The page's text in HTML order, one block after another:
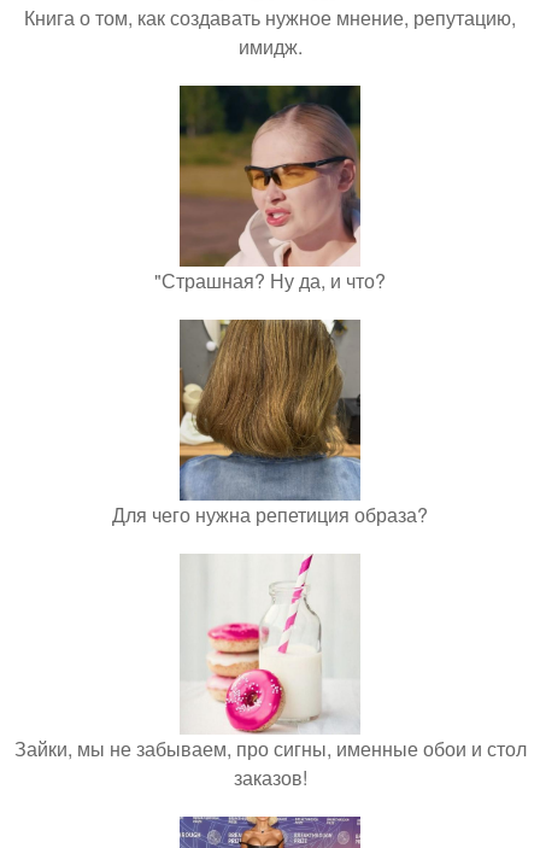
Книга о том, как создавать нужное мнение, репутацию,
имидж.
"Страшная? Ну да, и что?
Для чего нужна репетиция образа?
Зайки, мы не забываем, про сигны, именные обои и стол
заказов!